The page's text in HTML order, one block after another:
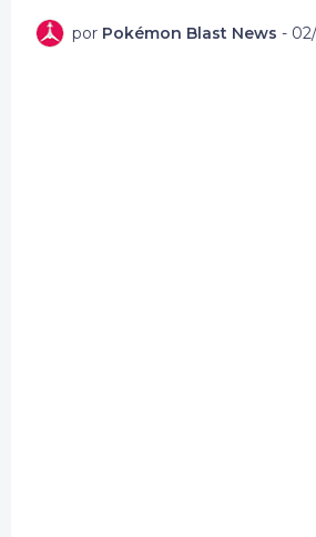
por Pokémon Blast News -